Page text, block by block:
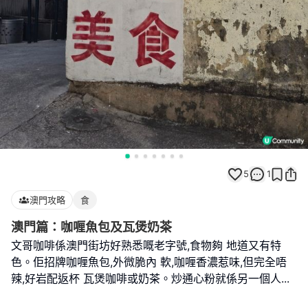
5 1
澳門攻略 食
澳門篇：咖喱魚包及瓦煲奶茶
文哥咖啡係澳門街坊好熟悉嘅老字號,食物夠 地道又有特
色。佢招牌咖喱魚包,外微脆內 軟,咖喱香濃惹味,但完全唔
辣,好岩配返杯 瓦煲咖啡或奶茶。炒通心粉就係另一個人...